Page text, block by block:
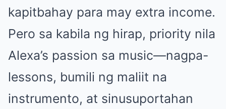
kapitbahay para may extra income.
Pero sa kabila ng hirap, priority nila
Alexa’s passion sa music—nagpa-
lessons, bumili ng maliit na
instrumento, at sinusuportahan